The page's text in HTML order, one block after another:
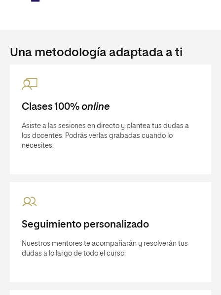
Una metodología adaptada a ti
Clases 100% online
Asiste a las sesiones en directo y plantea tus dudas a
los docentes. Podrás verlas grabadas cuando lo
necesites.
Seguimiento personalizado
Nuestros mentores te acompañarán y resolverán tus
dudas a lo largo de todo el curso.